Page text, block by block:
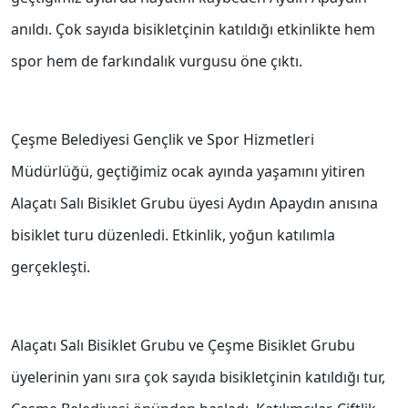
anıldı. Çok sayıda bisikletçinin katıldığı etkinlikte hem
spor hem de farkındalık vurgusu öne çıktı.
Çeşme Belediyesi Gençlik ve Spor Hizmetleri
Müdürlüğü, geçtiğimiz ocak ayında yaşamını yitiren
Alaçatı Salı Bisiklet Grubu üyesi Aydın Apaydın anısına
bisiklet turu düzenledi. Etkinlik, yoğun katılımla
gerçekleşti.
Alaçatı Salı Bisiklet Grubu ve Çeşme Bisiklet Grubu
üyelerinin yanı sıra çok sayıda bisikletçinin katıldığı tur,